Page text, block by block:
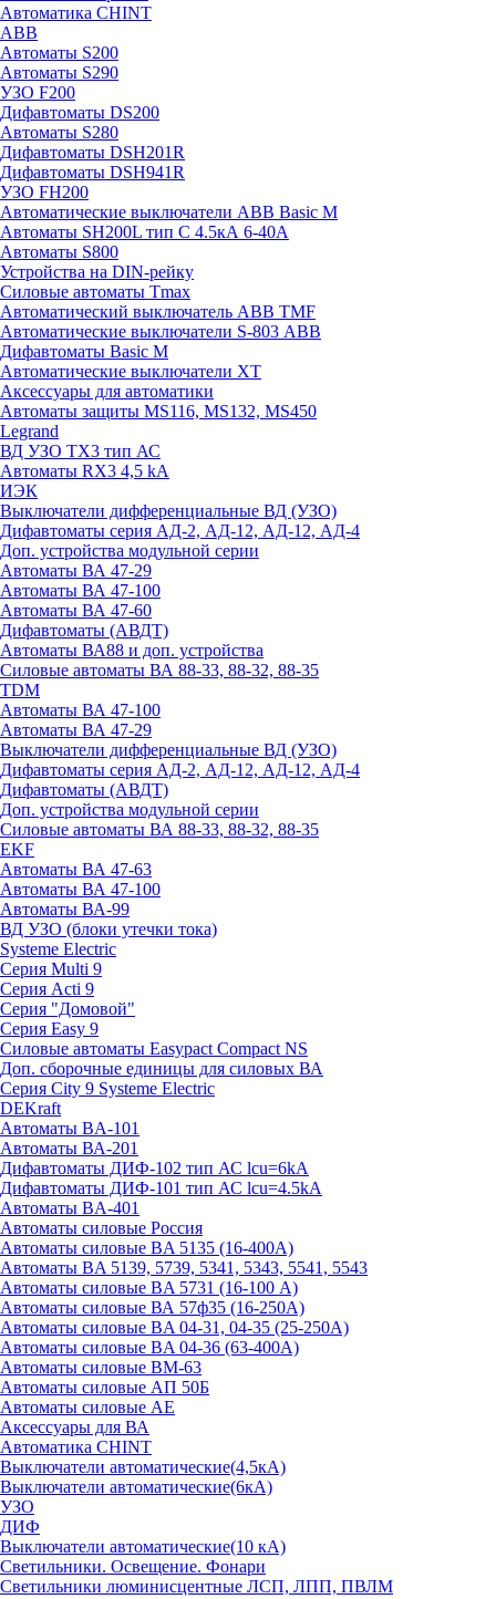
Автоматика CHINT
ABB
Автоматы S200
Автоматы S290
УЗО F200
Дифавтоматы DS200
Автоматы S280
Дифавтоматы DSH201R
Дифавтоматы DSH941R
УЗО FH200
Автоматические выключатели ABB Basic M
Автоматы SH200L тип С 4.5кА 6-40А
Автоматы S800
Устройства на DIN-рейку
Силовые автоматы Tmax
Автоматический выключатель ABB TMF
Автоматические выключатели S-803 АВВ
Дифавтоматы Basic M
Автоматические выключатели XT
Аксессуары для автоматики
Автоматы защиты MS116, MS132, MS450
Legrand
ВД УЗО TX3 тип АС
Автоматы RX3 4,5 kA
ИЭК
Выключатели дифференциальные ВД (УЗО)
Дифавтоматы серия АД-2, АД-12, АД-12, АД-4
Доп. устройства модульной серии
Автоматы ВА 47-29
Автоматы ВА 47-100
Автоматы ВА 47-60
Дифавтоматы (АВДТ)
Автоматы ВА88 и доп. устройства
Силовые автоматы ВА 88-33, 88-32, 88-35
TDM
Автоматы ВА 47-100
Автоматы ВА 47-29
Выключатели дифференциальные ВД (УЗО)
Дифавтоматы серия АД-2, АД-12, АД-12, АД-4
Дифавтоматы (АВДТ)
Доп. устройства модульной серии
Силовые автоматы ВА 88-33, 88-32, 88-35
EKF
Автоматы ВА 47-63
Автоматы ВА 47-100
Автоматы ВА-99
ВД УЗО (блоки утечки тока)
Systeme Electric
Серия Multi 9
Серия Acti 9
Серия "Домовой"
Серия Easy 9
Силовые автоматы Easypact Compact NS
Доп. сборочные единицы для силовых ВА
Серия City 9 Systeme Electric
DEKraft
Автоматы BA-101
Автоматы ВА-201
Дифавтоматы ДИФ-102 тип АС lcu=6kA
Дифавтоматы ДИФ-101 тип АС lcu=4.5kA
Автоматы BA-401
Автоматы силовые Россия
Автоматы силовые BA 5135 (16-400А)
Автоматы BA 5139, 5739, 5341, 5343, 5541, 5543
Автоматы силовые BA 5731 (16-100 А)
Автоматы силовые ВА 57ф35 (16-250А)
Автоматы силовые BA 04-31, 04-35 (25-250А)
Автоматы силовые BA 04-36 (63-400А)
Автоматы силовые ВМ-63
Автоматы силовые АП 50Б
Автоматы силовые АЕ
Аксессуары для ВА
Автоматика CHINT
Выключатели автоматические(4,5кА)
Выключатели автоматические(6кА)
УЗО
ДИФ
Выключатели автоматические(10 кА)
Светильники. Освещение. Фонари
Светильники люминисцентные ЛСП, ЛПП, ПВЛМ